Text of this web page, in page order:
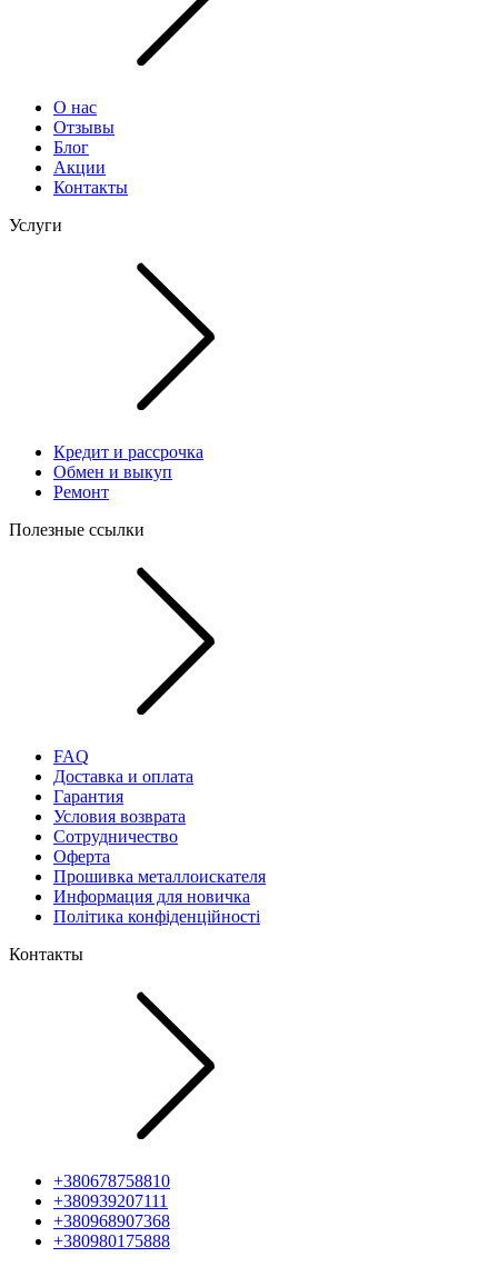
О нас
Отзывы
Блог
Акции
Контакты
Услуги
Кредит и рассрочка
Обмен и выкуп
Ремонт
Полезные ссылки
FAQ
Доставка и оплата
Гарантия
Условия возврата
Сотрудничество
Оферта
Прошивка металлоискателя
Информация для новичка
Політика конфіденційності
Контакты
+380678758810
+380939207111
+380968907368
+380980175888